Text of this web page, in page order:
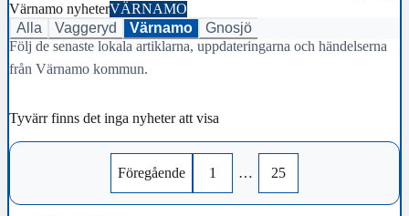
Värnamo nyheterVÄRNAMO
Alla
Vaggeryd Värnamo
Gnosjö
Följ de senaste lokala artiklarna, uppdateringarna och händelserna
från Värnamo kommun.
Tyvärr finns det inga nyheter att visa
Föregående 1 … 25